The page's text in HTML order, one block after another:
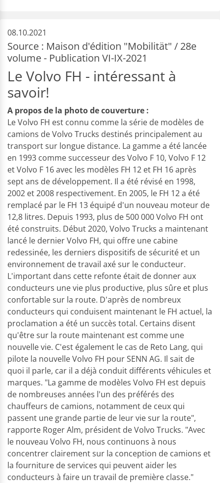
08.10.2021
Source : Maison d'édition "Mobilität" / 28e
volume - Publication VI-IX-2021
Le Volvo FH - intéressant à
savoir!
A propos de la photo de couverture :
Le Volvo FH est connu comme la série de modèles de
camions de Volvo Trucks destinés principalement au
transport sur longue distance. La gamme a été lancée
en 1993 comme successeur des Volvo F 10, Volvo F 12
et Volvo F 16 avec les modèles FH 12 et FH 16 après
sept ans de développement. Il a été révisé en 1998,
2002 et 2008 respectivement. En 2005, le FH 12 a été
remplacé par le FH 13 équipé d'un nouveau moteur de
12,8 litres. Depuis 1993, plus de 500 000 Volvo FH ont
été construits. Début 2020, Volvo Trucks a maintenant
lancé le dernier Volvo FH, qui offre une cabine
redessinée, les derniers dispositifs de sécurité et un
environnement de travail axé sur le conducteur.
L'important dans cette refonte était de donner aux
conducteurs une vie plus productive, plus sûre et plus
confortable sur la route. D'après de nombreux
conducteurs qui conduisent maintenant le FH actuel, la
proclamation a été un succès total. Certains disent
qu'être sur la route maintenant est comme une
nouvelle vie. C'est également le cas de Reto Lang, qui
pilote la nouvelle Volvo FH pour SENN AG. Il sait de
quoi il parle, car il a déjà conduit différents véhicules et
marques. "La gamme de modèles Volvo FH est depuis
de nombreuses années l'un des préférés des
chauffeurs de camions, notamment de ceux qui
passent une grande partie de leur vie sur la route",
rapporte Roger Alm, président de Volvo Trucks. "Avec
le nouveau Volvo FH, nous continuons à nous
concentrer clairement sur la conception de camions et
la fourniture de services qui peuvent aider les
conducteurs à faire un travail de première classe."